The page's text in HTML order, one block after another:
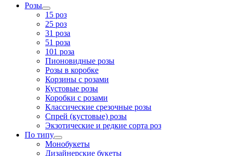
Розы
15 роз
25 роз
31 роза
51 роза
101 роза
Пионовидные розы
Розы в коробке
Корзины с розами
Кустовые розы
Коробки с розами
Классические срезочные розы
Спрей (кустовые) розы
Экзотические и редкие сорта роз
По типу
Монобукеты
Дизайнерские букеты